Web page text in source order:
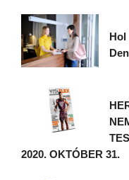
Hol
2020. OKTÓBER 31.